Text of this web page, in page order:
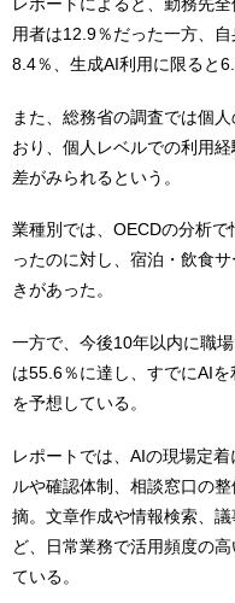
用者は12.9％だった一方、
8.4％、生成AI利用に限ると
また、総務省の調査では個
おり、個人レベルでの利用
差がみられるという。
業種別では、OECDの分析
ったのに対し、宿泊・飲食
きがあった。
一方で、今後10年以内に職
は55.6％に達し、すでにAI
を予想している。
レポートでは、AIの現場定
ルや確認体制、相談窓口の
摘。文章作成や情報検索、
ど、日常業務で活用頻度の
ている。